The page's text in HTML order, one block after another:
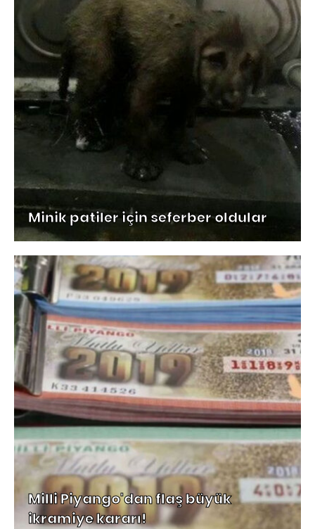
Minik patiler için seferber oldular
Milli Piyango'dan flaş büyük
ikramiye kararı!